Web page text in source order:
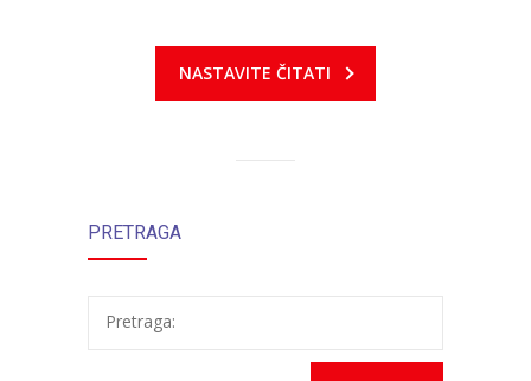
NASTAVITE ČITATI
PRETRAGA
Pretraga: